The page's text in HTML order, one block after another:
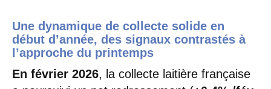
Une dynamique de collecte solide en
début d’année, des signaux contrastés à
l’approche du printemps
En février 2026, la collecte laitière française